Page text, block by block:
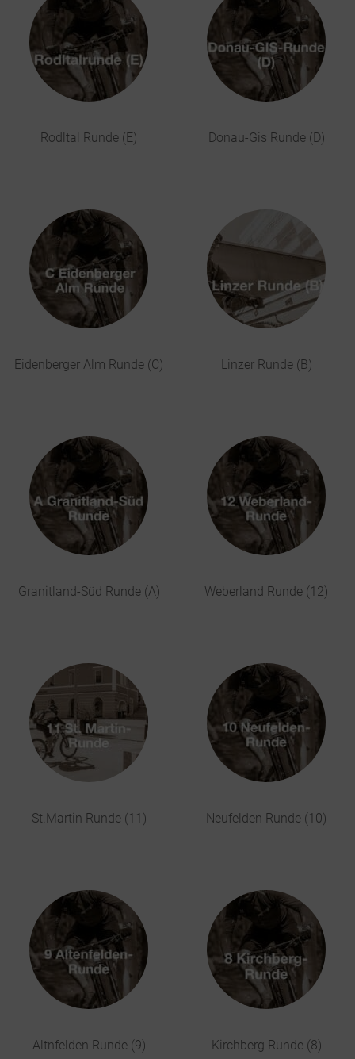
Rodltal Runde (E) Donau-Gis Runde (D)
Eidenberger Alm Runde (C) Linzer Runde (B)
Granitland-Süd Runde (A) Weberland Runde (12)
St.Martin Runde (11) Neufelden Runde (10)
Altnfelden Runde (9) Kirchberg Runde (8)